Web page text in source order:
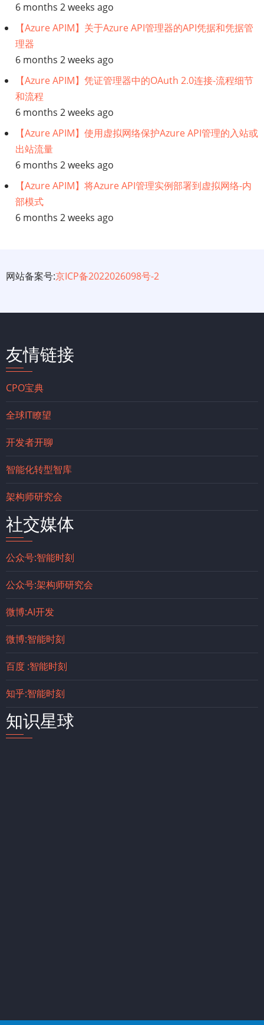
6 months 2 weeks ago
【Azure APIM】关于Azure API管理器的API凭据和凭据管
理器
6 months 2 weeks ago
【Azure APIM】凭证管理器中的OAuth 2.0连接-流程细节
和流程
6 months 2 weeks ago
【Azure APIM】使用虚拟网络保护Azure API管理的入站或
出站流量
6 months 2 weeks ago
【Azure APIM】将Azure API管理实例部署到虚拟网络-内
部模式
6 months 2 weeks ago
网站备案号:京ICP备2022026098号-2
友情链接
CPO宝典
全球IT瞭望
开发者开聊
智能化转型智库
架构师研究会
社交媒体
公众号:智能时刻
公众号:架构师研究会
微博:AI开发
微博:智能时刻
百度 :智能时刻
知乎:智能时刻
知识星球